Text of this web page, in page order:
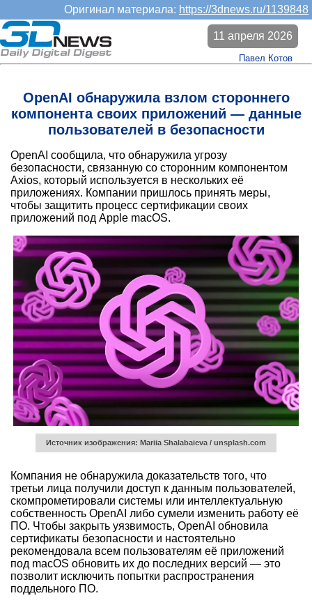
Оригинал материала: https://3dnews.ru/1139848
OpenAI обнаружила взлом стороннего
компонента своих приложений — данные
пользователей в безопасности
11 апреля 2026
Павел Котов
OpenAI сообщила, что обнаружила угрозу
безопасности, связанную со сторонним компонентом
Axios, который используется в нескольких её
приложениях. Компании пришлось принять меры,
чтобы защитить процесс сертификации своих
приложений под Apple macOS.
Источник изображения: Mariia Shalabaieva / unsplash.com
Компания не обнаружила доказательств того, что
третьи лица получили доступ к данным пользователей,
скомпрометировали системы или интеллектуальную
собственность OpenAI либо сумели изменить работу её
ПО. Чтобы закрыть уязвимость, OpenAI обновила
сертификаты безопасности и настоятельно
рекомендовала всем пользователям её приложений
под macOS обновить их до последних версий — это
позволит исключить попытки распространения
поддельного ПО.